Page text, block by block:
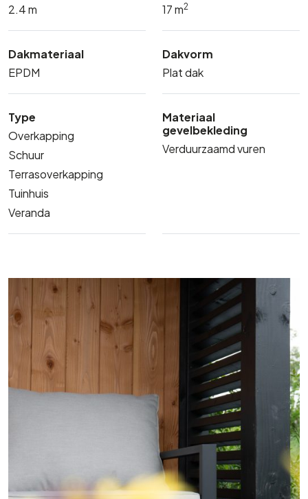
2.4 m
17 m2
Dakmateriaal
EPDM
Dakvorm
Plat dak
Type
Overkapping
Schuur
Terrasoverkapping
Tuinhuis
Veranda
Materiaal
gevelbekleding
Verduurzaamd vuren